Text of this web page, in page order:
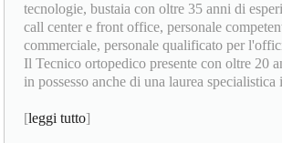
tecnologie, bustaia con oltre 35 anni di
call center e front office, personale
commerciale, personale qualificato per
Il Tecnico ortopedico presente con oltre 20
in possesso anche di una laurea specialistica
[leggi tutto]